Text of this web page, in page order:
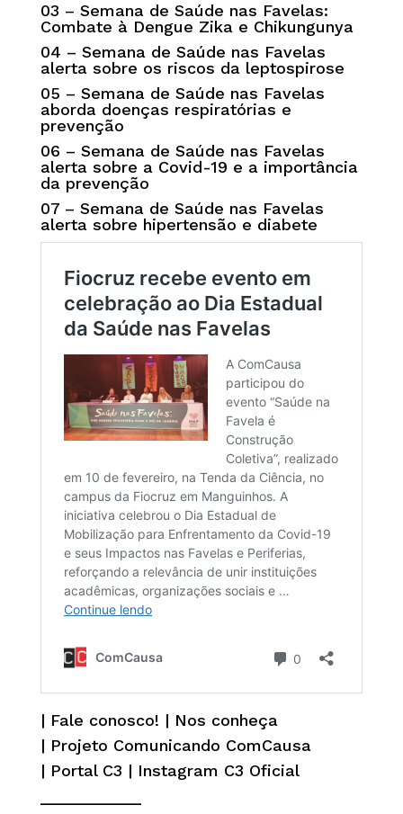
03 – Semana de Saúde nas Favelas:
Combate à Dengue Zika e Chikungunya
04 – Semana de Saúde nas Favelas
alerta sobre os riscos da leptospirose
05 – Semana de Saúde nas Favelas
aborda doenças respiratórias e
prevenção
06 – Semana de Saúde nas Favelas
alerta sobre a Covid-19 e a importância
da prevenção
07 – Semana de Saúde nas Favelas
alerta sobre hipertensão e diabete
| Fale conosco! | Nos conheça
| Projeto Comunicando ComCausa
| Portal C3 | Instagram C3 Oficial